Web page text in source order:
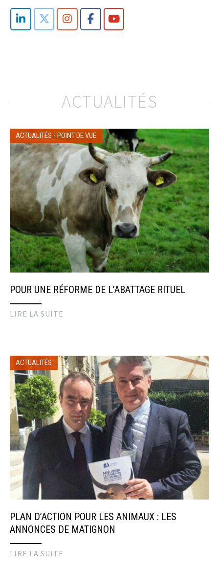
ACTUALITÉS
ACTUALITÉS - POINT DE VUE
POUR UNE RÉFORME DE L’ABATTAGE RITUEL
LIRE LA SUITE
ACTUALITÉS
PLAN D’ACTION POUR LES ANIMAUX : LES
ANNONCES DE MATIGNON
LIRE LA SUITE